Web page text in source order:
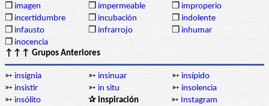
❒ imagen ❒ impermeable ❒ improperio
❒ incertidumbre ❒ incubación ❒ indolente
❒ infausto ❒ infrarrojo ❒ inhumar
❒ inocencia
↑↑↑ Grupos Anteriores
➳ insignia ➳ insinuar ➳ insípido
➳ insistir ➳ in situ ➳ insolencia
➳ insólito ✰ inspiración ➳ Instagram